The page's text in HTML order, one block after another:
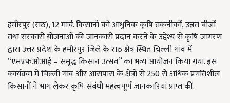
हमीरपुर (राठ), 12 मार्च. किसानों को आधुनिक कृषि तकनीकों, उन्नत बीजों
तथा सरकारी योजनाओं की जानकारी प्रदान करने के उद्देश्य से कृषि जागरण
द्वारा उत्तर प्रदेश के हमीरपुर जिले के राठ क्षेत्र स्थित चिल्ली गांव में
“एमएफओआई – समृद्ध किसान उत्सव” का भव्य आयोजन किया गया. इस
कार्यक्रम में चिल्ली गांव और आसपास के क्षेत्रों से 250 से अधिक प्रगतिशील
किसानों ने भाग लेकर कृषि संबंधी महत्वपूर्ण जानकारियां प्राप्त कीं.